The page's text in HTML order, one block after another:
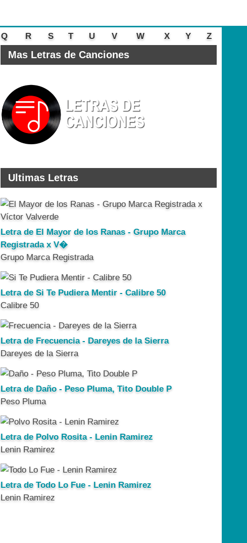
Q R S T U V W X Y
Z
Mas Letras de Canciones
Ultimas Letras
Letra de El Mayor de los Ranas - Grupo Marca
Registrada x V�
Grupo Marca Registrada
Letra de Si Te Pudiera Mentir - Calibre 50
Calibre 50
Letra de Frecuencia - Dareyes de la Sierra
Dareyes de la Sierra
Letra de Daño - Peso Pluma, Tito Double P
Peso Pluma
Letra de Polvo Rosita - Lenin Ramirez
Lenin Ramirez
Letra de Todo Lo Fue - Lenin Ramirez
Lenin Ramirez